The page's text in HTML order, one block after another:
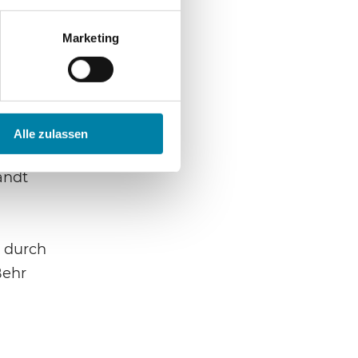
Marketing
Alle zulassen
üben:
DİTİB,
aktiv,
durch